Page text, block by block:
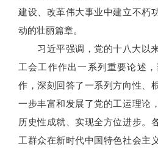
建设、改革伟大事业中建立不朽
动的壮丽篇章。
习近平强调，党的十八大以来
工会工作作出一系列重要论述
作，深刻回答了一系列方向性、
一步丰富和发展了党的工运理论
历史性成就、实现全方位进步。
工群众在新时代中国特色社会主